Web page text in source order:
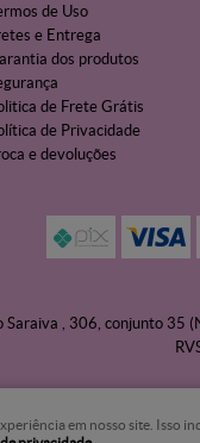
de Uso
e Entrega
dos produtos
de Frete Grátis
de Privacidade
e devoluções
Saraiva , 306, conjunto 35
em nosso site. Isso